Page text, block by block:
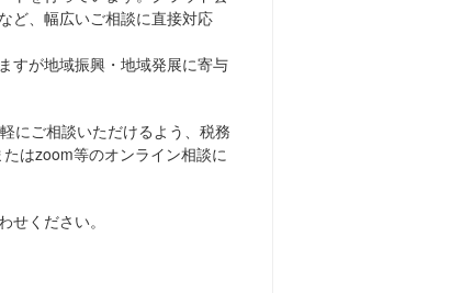
ど、幅広いご相談に直接対応
すが地域振興・地域発展に寄与
にご相談いただけるよう、税務
はzoom等のオンライン相談に
ください。